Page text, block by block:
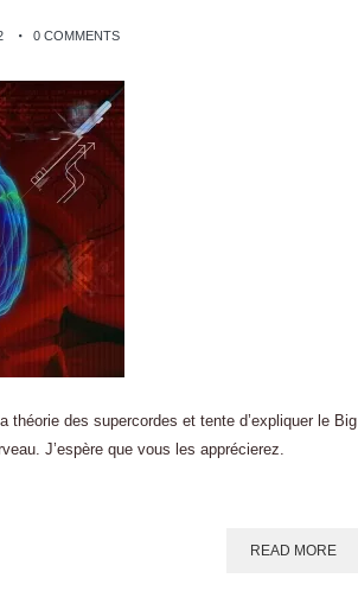
0 COMMENTS
des supercordes et tente d’expliquer le Big
J’espère que vous les apprécierez.
READ MORE